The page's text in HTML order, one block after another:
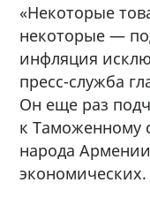
«Некоторые
некоторые —
инфляция
пресс-служба
Он еще раз
к Таможенному
народа
экономических.